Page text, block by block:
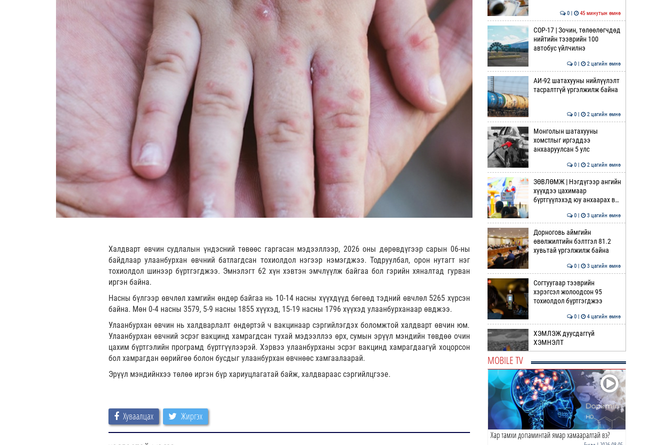
Халдварт өвчин судлалын үндэсний төвөөс гаргасан мэдээллээр, 2026 оны дөрөвдүгээр сарын 06-ны
байдлаар улаанбурхан өвчний батлагдсан тохиолдол нэгээр нэмэгджээ. Тодруулбал, орон нутагт нэг
тохиолдол шинээр бүртгэгджээ. Эмнэлэгт 62 хүн хэвтэн эмчлүүлж байгаа бол гэрийн хяналтад гурван
иргэн байна.
Насны бүлгээр өвчлөл хамгийн өндөр байгаа нь 10-14 насны хүүхдүүд бөгөөд тэдний өвчлөл 5265 хүрсэн
байна. Мөн 0-4 насны 3579, 5-9 насны 1855 хүүхэд, 15-19 насны 1796 хүүхэд улаанбурханаар өвджээ.
Улаанбурхан өвчин нь халдварлалт өндөртэй ч вакцинаар сэргийлэгдэх боломжтой халдварт өвчин юм.
Улаанбурхан өвчний эсрэг вакцинд хамрагдсан тухай мэдээллээ өрх, сумын эрүүл мэндийн төвдөө очин
цахим бүртгэлийн програмд бүртгүүлээрэй. Хэрвээ улаанбурханы эсрэг вакцинд хамрагдаагүй хоцорсон
бол хамрагдан өөрийгөө болон бусдыг улаанбурхан өвчнөөс хамгаалаарай.
Эрүүл мэндийнхээ төлөө иргэн бүр хариуцлагатай байж, халдвараас сэргийлцгээе.
Хуваалцах Жиргэх
0 | 45 минутын өмнө
COP-17 | Зочин, төлөөлөгчдөд
нийтийн тээврийн 100
автобус үйлчилнэ
0 | 2 цагийн өмнө
АИ-92 шатахууны нийлүүлэлт
тасралтгүй үргэлжилж байна
0 | 2 цагийн өмнө
Монголын шатахууны
хомстлыг иргэддээ
анхааруулсан 5 улс
0 | 2 цагийн өмнө
ЗӨВЛӨМЖ | Нэгдүгээр ангийн
хүүхдээ цахимаар
бүртгүүлэхэд юу анхаарах в…
0 | 3 цагийн өмнө
Дорноговь аймгийн
өвөлжилтийн бэлтгэл 81.2
хувьтай үргэлжилж байна
0 | 3 цагийн өмнө
Согтуугаар тээврийн
хэрэгсэл жолоодсон 95
тохиолдол бүртгэгджээ
0 | 4 цагийн өмнө
ХЭМЛЭЖ дуусдаггүй
ХЭМНЭЛТ
НИТХ дахь МАН-ын бүлэг
хуралдлаа
0 | 4 цагийн өмнө
Нэгдүгээр хорооллын арын
MOBILE TV
Хар тамхи допаминтай ямар хамааралтай вэ?